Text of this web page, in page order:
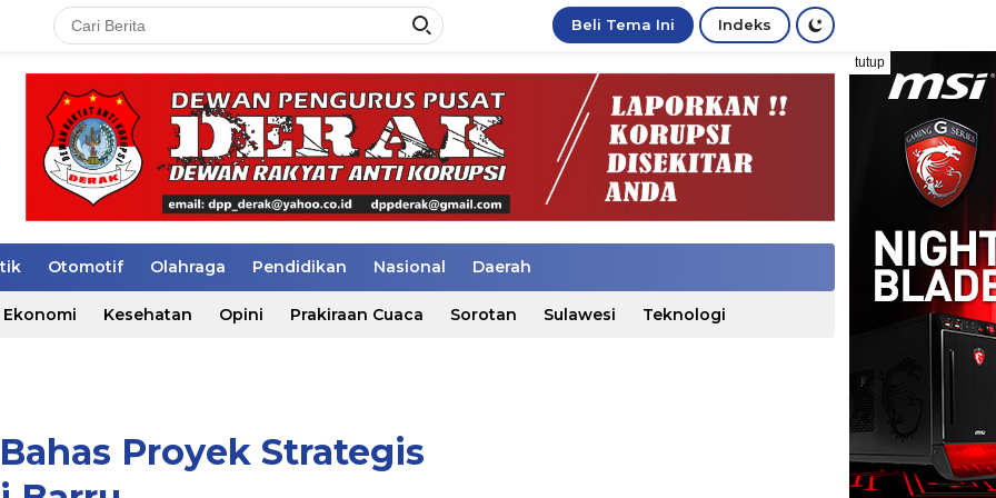
Beli Tema Ini Indeks
tutup
Otomotif Olahraga Pendidikan Nasional Daerah
Ekonomi Kesehatan Opini Prakiraan Cuaca Sorotan Sulawesi Teknologi
Proyek Strategis